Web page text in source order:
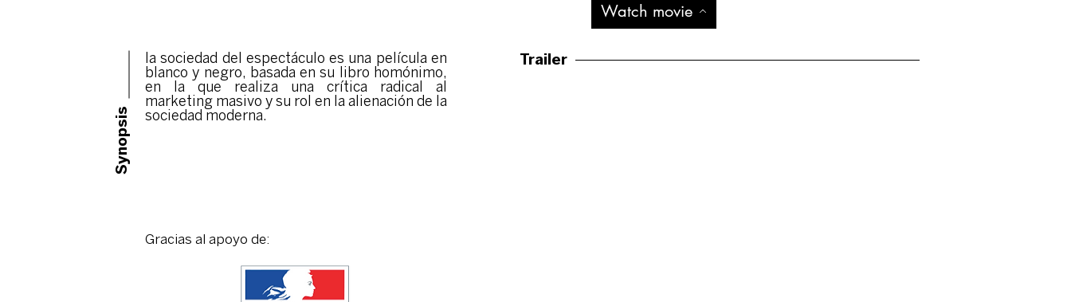
Watch movie
Synopsis
la sociedad del espectáculo es una película en
blanco y negro, basada en su libro homónimo,
en la que realiza una crítica radical al
marketing masivo y su rol en la alienación de la
sociedad moderna.
Gracias al apoyo de:
Trailer